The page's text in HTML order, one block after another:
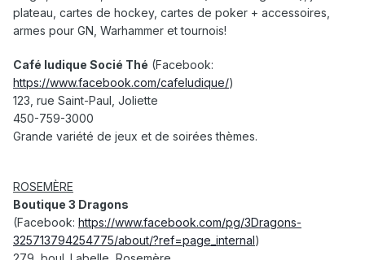
plateau, cartes de hockey, cartes de poker + accessoires,
armes pour GN, Warhammer et tournois!
Café ludique Socié Thé (Facebook:
https://www.facebook.com/cafeludique/)
123, rue Saint-Paul, Joliette
450-759-3000
Grande variété de jeux et de soirées thèmes.
ROSEMÈRE
Boutique 3 Dragons
(Facebook: https://www.facebook.com/pg/3Dragons-
325713794254775/about/?ref=page_internal)